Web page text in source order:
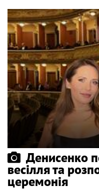
Денисенко
весілля та
церемонія